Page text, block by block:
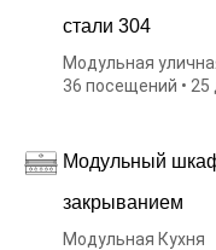
стали 304
Модульная
36 посещений • 25
Модульный
закрыванием
Модульная Кухня